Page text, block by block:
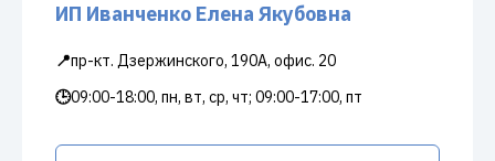
ИП Иванченко Елена Якубовна
📍пр-кт. Дзержинского, 190А, офис. 20
🕒09:00-18:00, пн, вт, ср, чт; 09:00-17:00, пт